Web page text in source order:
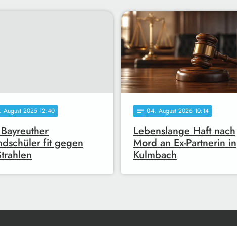
. August 2025 12:40
fit gegen
notes 04. August 2026 10:14
Lebenslange Haft nach
Mord an Ex-Partnerin in
Kulmbach